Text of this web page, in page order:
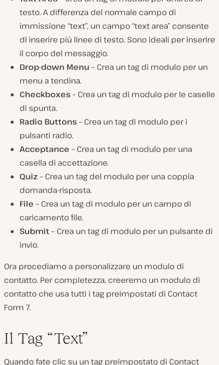
testo. A differenza del normale campo di
immissione “text”, un campo “text area” consente
di inserire più linee di testo. Sono ideali per inserire
il corpo del messaggio.
Drop-down Menu – Crea un tag di modulo per un
menu a tendina.
Checkboxes – Crea un tag di modulo per le caselle
di spunta.
Radio Buttons – Crea un tag di modulo per i
pulsanti radio.
Acceptance – Crea un tag di modulo per una
casella di accettazione.
Quiz – Crea un tag del modulo per una coppia
domanda-risposta.
File – Crea un tag di modulo per un campo di
caricamento file.
Submit – Crea un tag di modulo per un pulsante di
invio.
Ora procediamo a personalizzare un modulo di
contatto. Per completezza, creeremo un modulo di
contatto che usa tutti i tag preimpostati di Contact
Form 7.
Il Tag “Text”
Quando fate clic su un tag preimpostato di Contact